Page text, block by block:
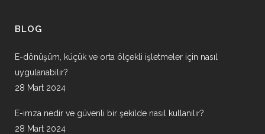
BLOG
E-dönüşüm, küçük ve orta ölçekli işletmeler için nasıl
uygulanabilir?
28 Mart 2024
E-imza nedir ve güvenli bir şekilde nasıl kullanılır?
28 Mart 2024